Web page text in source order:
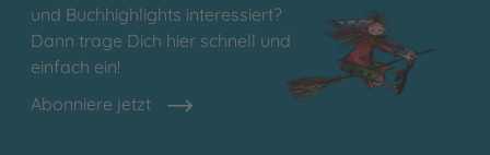
und Buchhighlights interessiert?
Dann trage Dich hier schnell und
einfach ein!
Abonniere jetzt